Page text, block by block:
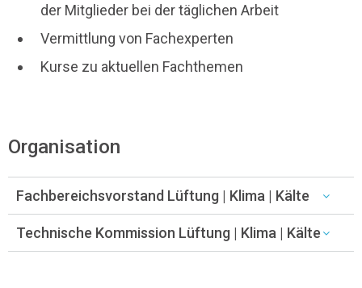
der Mitglieder bei der täglichen Arbeit
Vermittlung von Fachexperten
Kurse zu aktuellen Fachthemen
Organisation
Fachbereichsvorstand Lüftung | Klima | Kälte
Technische Kommission Lüftung | Klima | Kälte